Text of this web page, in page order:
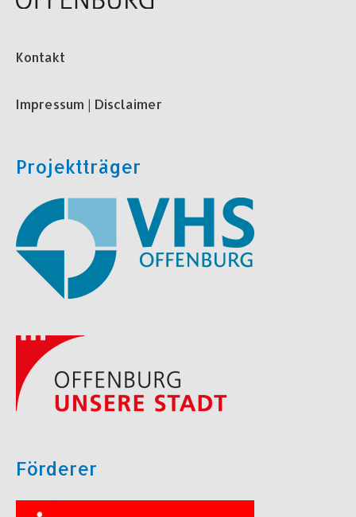
Kontakt
Impressum | Disclaimer
Projektträger
Förderer